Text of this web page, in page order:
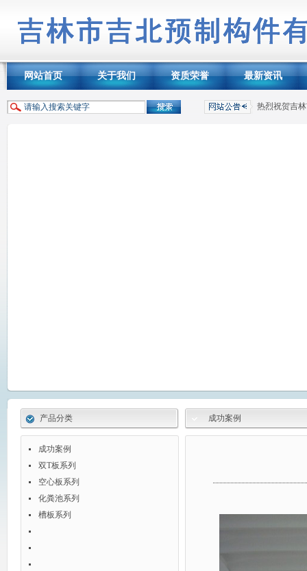
网站首页 关于我们 资质荣誉 最新资讯
热烈祝贺吉
产品分类
成功案例
双T板系列
空心板系列
化粪池系列
槽板系列
成功案例